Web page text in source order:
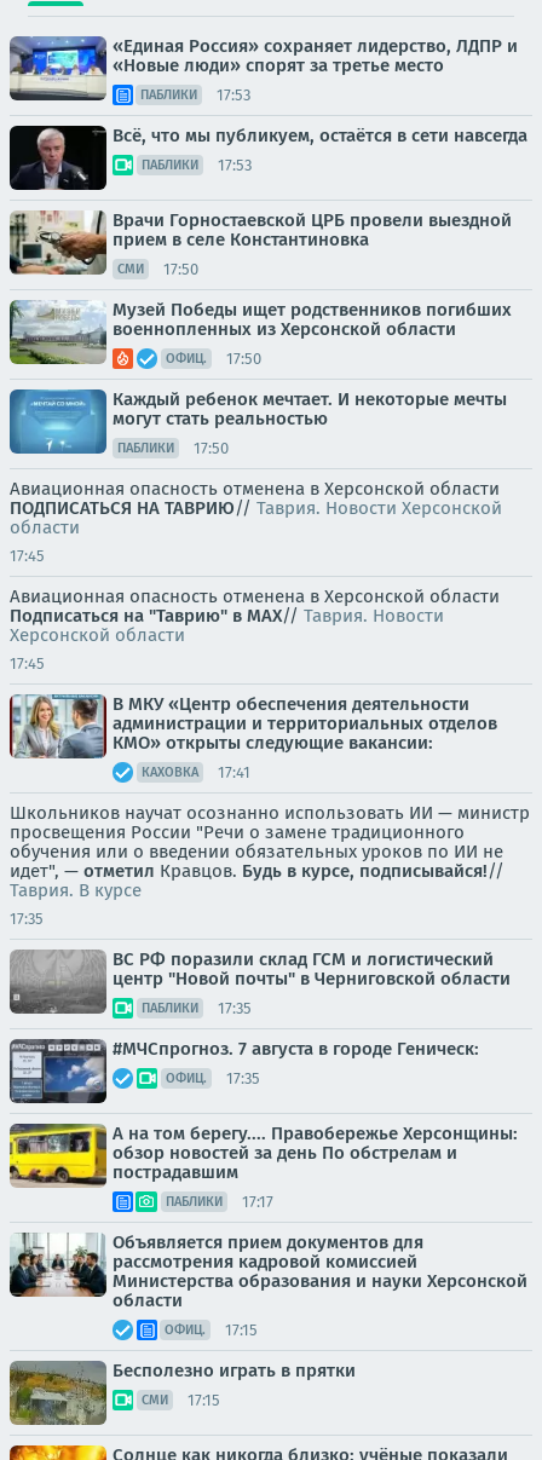
«Единая Россия» сохраняет лидерство, ЛДПР и
«Новые люди» спорят за третье место
ПАБЛИКИ 17:53
Всё, что мы публикуем, остаётся в сети навсегда
ПАБЛИКИ 17:53
Врачи Горностаевской ЦРБ провели выездной
прием в селе Константиновка
СМИ 17:50
Музей Победы ищет родственников погибших
военнопленных из Херсонской области
ОФИЦ. 17:50
Каждый ребенок мечтает. И некоторые мечты
могут стать реальностью
ПАБЛИКИ 17:50
Авиационная опасность отменена в Херсонской области
ПОДПИСАТЬСЯ НА ТАВРИЮ// Таврия. Новости Херсонской
области
17:45
Авиационная опасность отменена в Херсонской области
Подписаться на "Таврию" в MAX// Таврия. Новости
Херсонской области
17:45
В МКУ «Центр обеспечения деятельности
администрации и территориальных отделов
КМО» открыты следующие вакансии:
КАХОВКА 17:41
Школьников научат осознанно использовать ИИ — министр
просвещения России "Речи о замене традиционного
обучения или о введении обязательных уроков по ИИ не
идет", — отметил Кравцов. Будь в курсе, подписывайся!//
Таврия. В курсе
17:35
ВС РФ поразили склад ГСМ и логистический
центр "Новой почты" в Черниговской области
ПАБЛИКИ 17:35
#МЧСпрогноз. 7 августа в городе Геническ:
ОФИЦ. 17:35
А на том берегу.... Правобережье Херсонщины:
обзор новостей за день По обстрелам и
пострадавшим
ПАБЛИКИ 17:17
Объявляется прием документов для
рассмотрения кадровой комиссией
Министерства образования и науки Херсонской
области
ОФИЦ. 17:15
Бесполезно играть в прятки
СМИ 17:15
Солнце как никогда близко: учёные показали